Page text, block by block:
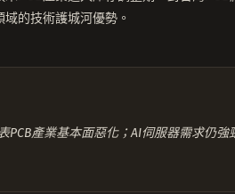
的技術護城河優勢。
產業基本面惡化；AI伺服器需求仍強